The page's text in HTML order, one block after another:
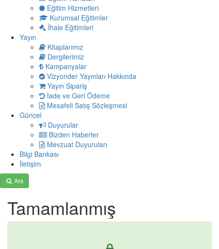
Eğitim Hizmetleri
Kurumsal Eğitimler
İhale Eğitimleri
Yayın
Kitaplarımız
Dergilerimiz
Kampanyalar
Vizyonder Yayınları Hakkında
Yayın Sipariş
İade ve Geri Ödeme
Mesafeli Satış Sözleşmesi
Güncel
Duyurular
Bizden Haberler
Mevzuat Duyuruları
Bilgi Bankası
İletişim
Ara
Tamamlanmış